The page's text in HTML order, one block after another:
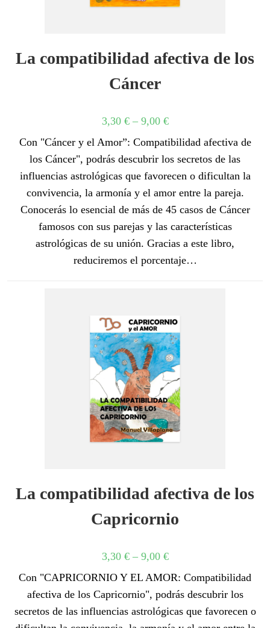
La compatibilidad afectiva de los
Cáncer
3,30 €– 9,00 €
Con "Cáncer y el Amor”: Compatibilidad afectiva de
los Cáncer", podrás descubrir los secretos de las
influencias astrológicas que favorecen o dificultan la
convivencia, la armonía y el amor entre la pareja.
Conocerás lo esencial de más de 45 casos de Cáncer
famosos con sus parejas y las características
astrológicas de su unión. Gracias a este libro,
reduciremos el porcentaje…
La compatibilidad afectiva de los
Capricornio
3,30 €– 9,00 €
Con "CAPRICORNIO Y EL AMOR: Compatibilidad
afectiva de los Capricornio", podrás descubrir los
secretos de las influencias astrológicas que favorecen o